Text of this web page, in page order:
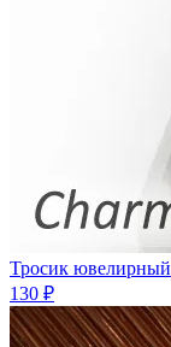
Тросик ювелирный
130 ₽